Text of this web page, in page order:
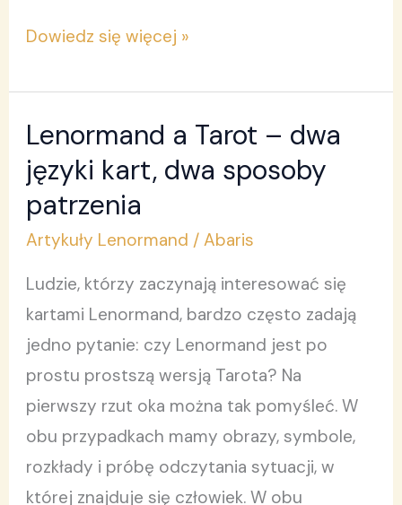
Dowiedz się więcej »
Lenormand a Tarot – dwa
języki kart, dwa sposoby
patrzenia
Artykuły Lenormand /Abaris
Ludzie, którzy zaczynają interesować się
kartami Lenormand, bardzo często zadają
jedno pytanie: czy Lenormand jest po
prostu prostszą wersją Tarota? Na
pierwszy rzut oka można tak pomyśleć. W
obu przypadkach mamy obrazy, symbole,
rozkłady i próbę odczytania sytuacji, w
której znajduje się człowiek. W obu
Lenormand
a
Tarot
–
dwa
języki
kart,
dwa
sposoby
patrzenia